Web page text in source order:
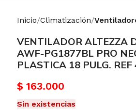
Inicio Climatización
VENTILADOR ALTEZZA
AWF-PG1877BL PRO
PLASTICA 18 PULG. REF
$ 163.000
Sin existencias